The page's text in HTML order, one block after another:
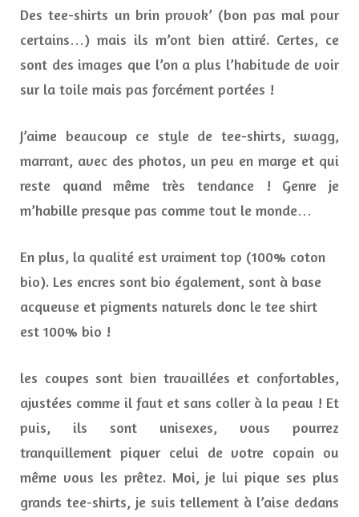
Des tee-shirts un brin provok’ (bon pas mal pour
certains…) mais ils m’ont bien attiré. Certes, ce
sont des images que l’on a plus l’habitude de voir
sur la toile mais pas forcément portées !
J’aime beaucoup ce style de tee-shirts, swagg,
marrant, avec des photos, un peu en marge et qui
reste quand même très tendance ! Genre je
m’habille presque pas comme tout le monde…
En plus, la qualité est vraiment top (100% coton
bio). Les encres sont bio également, sont à base
acqueuse et pigments naturels donc le tee shirt
est 100% bio !
les coupes sont bien travaillées et confortables,
ajustées comme il faut et sans coller à la peau ! Et
puis, ils sont unisexes, vous pourrez
tranquillement piquer celui de votre copain ou
même vous les prêtez. Moi, je lui pique ses plus
grands tee-shirts, je suis tellement à l’aise dedans